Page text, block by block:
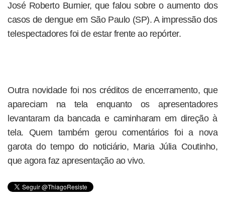
José Roberto Burnier, que falou sobre o aumento dos
casos de dengue em São Paulo (SP). A impressão dos
telespectadores foi de estar frente ao repórter.
Outra novidade foi nos créditos de encerramento, que
apareciam na tela enquanto os apresentadores
levantaram da bancada e caminharam em direção à
tela. Quem também gerou comentários foi a nova
garota do tempo do noticiário, Maria Júlia Coutinho,
que agora faz apresentação ao vivo.